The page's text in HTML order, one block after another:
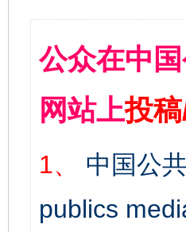
公众在中
网站上投
1、
中国公
publics